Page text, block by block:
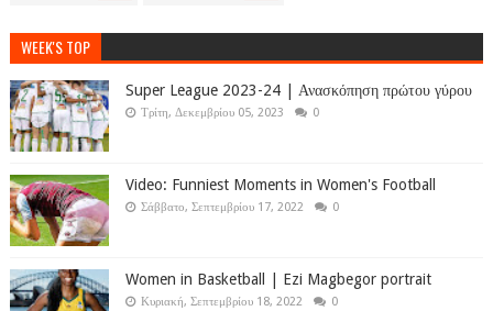
WEEK'S TOP
Super League 2023-24 | Ανασκόπηση πρώτου γύρου
Τρίτη, Δεκεμβρίου 05, 2023 0
Video: Funniest Moments in Women's Football
Σάββατο, Σεπτεμβρίου 17, 2022 0
Women in Basketball | Ezi Magbegor portrait
Κυριακή, Σεπτεμβρίου 18, 2022 0